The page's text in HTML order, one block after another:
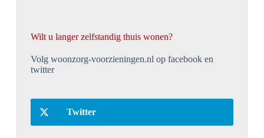
Wilt u langer zelfstandig thuis wonen?
Volg woonzorg-voorzieningen.nl op facebook en
twitter
Twitter